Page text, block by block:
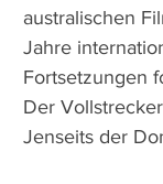
australischen
Jahre
Fortsetzungen
Der
Jenseits der